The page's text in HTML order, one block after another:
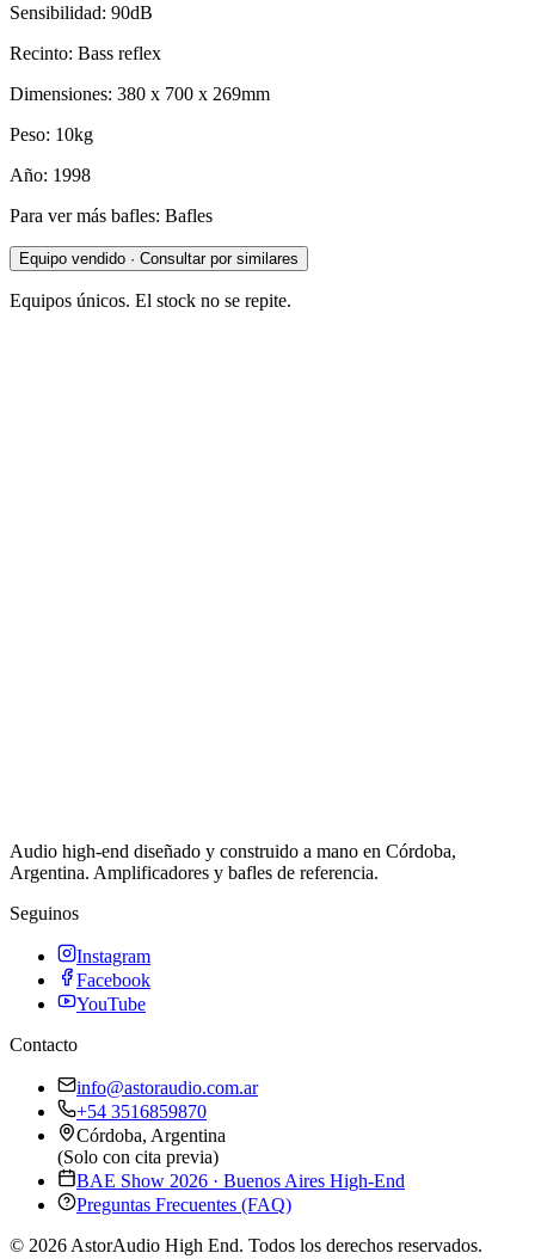
Sensibilidad: 90dB
Recinto: Bass reflex
Dimensiones: 380 x 700 x 269mm
Peso: 10kg
Año: 1998
Para ver más bafles: Bafles
Equipo vendido · Consultar por similares
Equipos únicos. El stock no se repite.
Audio high-end diseñado y construido a mano en Córdoba,
Argentina. Amplificadores y bafles de referencia.
Seguinos
Instagram
Facebook
YouTube
Contacto
info@astoraudio.com.ar
+54 3516859870
Córdoba, Argentina
(Solo con cita previa)
BAE Show 2026 · Buenos Aires High-End
Preguntas Frecuentes (FAQ)
© 2026 AstorAudio High End. Todos los derechos reservados.